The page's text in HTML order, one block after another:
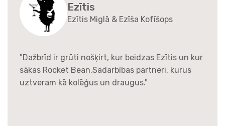
Ezītis
Ezītis Miglā & Ezīša Kofīšops
"Dažbrīd ir grūti nošķirt, kur beidzas Ezītis un kur
sākas Rocket Bean.Sadarbības partneri, kurus
uztveram kā kolēģus un draugus."